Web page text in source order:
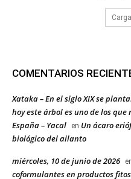
COMENTARIOS
Xataka – En el siglo XIX se
hoy este árbol es uno de los
España – Yacal
en Un ácaro
biológico del ailanto
miércoles, 10 de junio de 2026
coformulantes en productos